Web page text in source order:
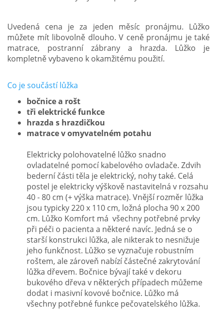
Uvedená cena je za jeden měsíc pronájmu. Lůžko
můžete mít libovolně dlouho. V ceně pronájmu je také
matrace, postranní zábrany a hrazda. Lůžko je
kompletně vybaveno k okamžitému použití.
Co je součástí lůžka
bočnice a rošt
tři elektrické funkce
hrazda s hrazdičkou
matrace v omyvatelném potahu
Elektricky polohovatelné lůžko snadno
ovladatelné pomocí kabelového ovladače. Zdvih
bederní části těla je elektrický, nohy také. Celá
postel je elektricky výškově nastavitelná v rozsahu
40 - 80 cm (+ výška matrace). Vnější rozměr lůžka
jsou typicky 220 x 110 cm, ložná plocha 90 x 200
cm. Lůžko Komfort má všechny potřebné prvky
při péči o pacienta a některé navíc. Jedná se o
starší konstrukci lůžka, ale nikterak to nesnižuje
jeho funkčnost. Lůžko se vyznačuje robustním
roštem, ale zároveň nabízí částečné zakrytování
lůžka dřevem. Bočnice bývají také v dekoru
bukového dřeva v některých případech můžeme
dodat i masivní kovové bočnice. Lůžko má
všechny potřebné funkce pečovatelského lůžka.